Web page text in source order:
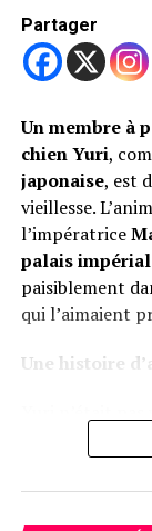
Le rêve d’une
une succursale
envers le
Voir également:
Partager
Un membre à
chien Yuri,
japonaise, est
vieillesse.
l’impératrice
palais
paisiblement
qui l’aimaient
Une histoire
chienne
sauvée toute
avait été